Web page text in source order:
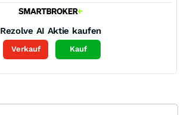
Rezolve AI Aktie kaufen
Verkauf Kauf